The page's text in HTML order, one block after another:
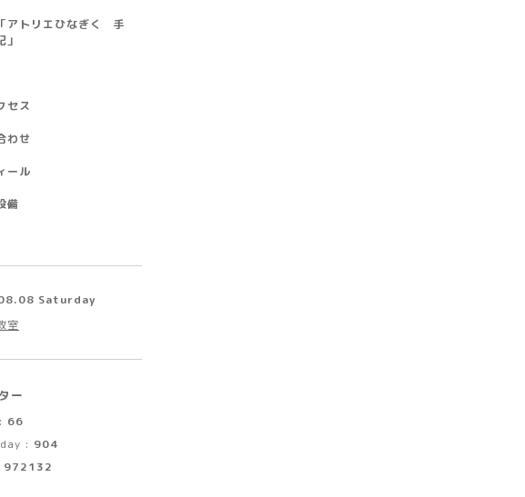
アトリエひなぎく 手
セス
わせ
ール
備
Saturday
室
ー
66
: 904
972132